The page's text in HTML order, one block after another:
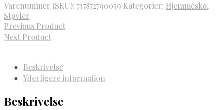
Varenummer (SKU): 737872790059 Kategorier: Hjemmesko,
Støvler
Previous Product
Next Product
Beskrivelse
Yderligere information
Beskrivelse